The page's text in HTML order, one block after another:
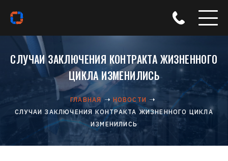
СЛУЧАИ ЗАКЛЮЧЕНИЯ КОНТРАКТА ЖИЗНЕННОГО
ЦИКЛА ИЗМЕНИЛИСЬ
ГЛАВНАЯ
НОВОСТИ
СЛУЧАИ ЗАКЛЮЧЕНИЯ КОНТРАКТА ЖИЗНЕННОГО ЦИКЛА
ИЗМЕНИЛИСЬ